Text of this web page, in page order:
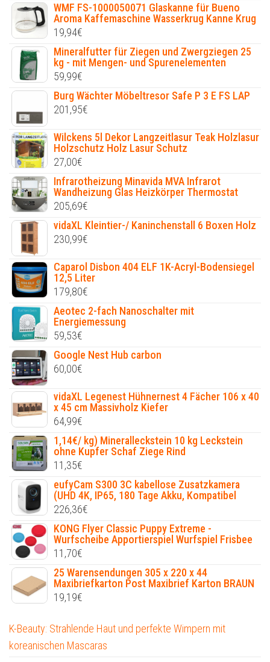
WMF FS-1000050071 Glaskanne für Bueno
Aroma Kaffemaschine Wasserkrug Kanne Krug
19,94€
Mineralfutter für Ziegen und Zwergziegen 25
kg - mit Mengen- und Spurenelementen
59,99€
Burg Wächter Möbeltresor Safe P 3 E FS LAP
201,95€
Wilckens 5l Dekor Langzeitlasur Teak Holzlasur
Holzschutz Holz Lasur Schutz
27,00€
Infrarotheizung Minavida MVA Infrarot
Wandheizung Glas Heizkörper Thermostat
205,69€
vidaXL Kleintier-/ Kaninchenstall 6 Boxen Holz
230,99€
Caparol Disbon 404 ELF 1K-Acryl-Bodensiegel
12,5 Liter
179,80€
Aeotec 2-fach Nanoschalter mit
Energiemessung
59,53€
Google Nest Hub carbon
60,00€
vidaXL Legenest Hühnernest 4 Fächer 106 x 40
x 45 cm Massivholz Kiefer
64,99€
1,14€/ kg) Mineralleckstein 10 kg Leckstein
ohne Kupfer Schaf Ziege Rind
11,35€
eufyCam S300 3C kabellose Zusatzkamera
(UHD 4K, IP65, 180 Tage Akku, Kompatibel
226,36€
KONG Flyer Classic Puppy Extreme -
Wurfscheibe Apportierspiel Wurfspiel Frisbee
11,70€
25 Warensendungen 305 x 220 x 44
Maxibriefkarton Post Maxibrief Karton BRAUN
19,19€
K-Beauty: Strahlende Haut und perfekte Wimpern mit
koreanischen Mascaras